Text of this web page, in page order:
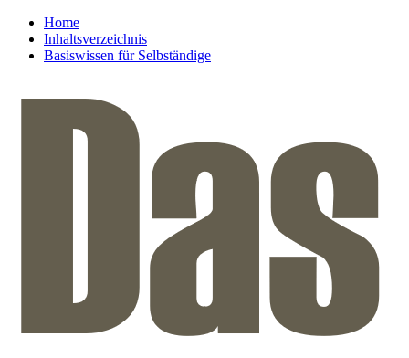
Home
Inhaltsverzeichnis
Basiswissen für Selbständige